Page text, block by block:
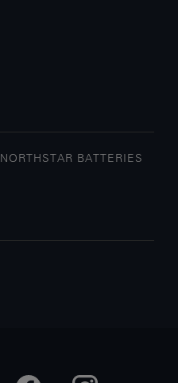
NORTHSTAR BATTERIES